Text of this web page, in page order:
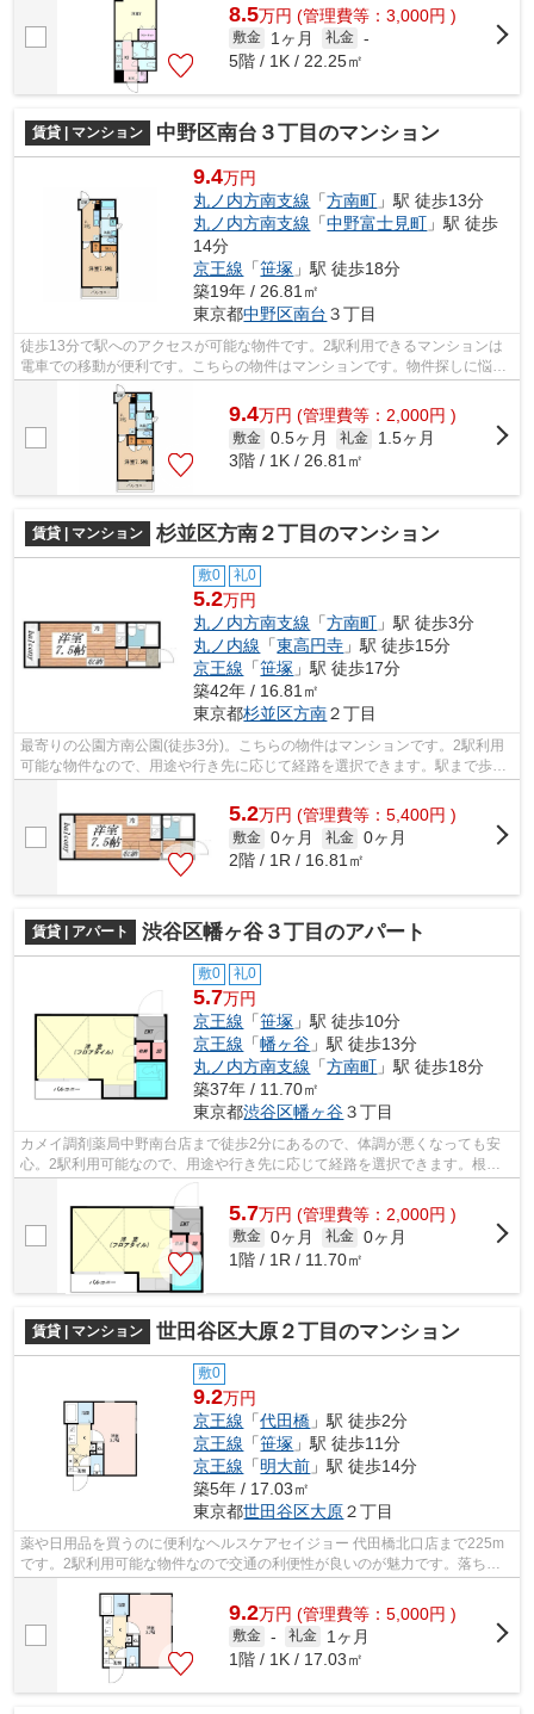
8.5万円 (管理費等：3,000円 )
敷金 1ヶ月 礼金 -
5階 / 1K / 22.25㎡
賃貸 | マンション 中野区南台３丁目のマンション
9.4万円
丸ノ内方南支線 「方南町 」駅 徒歩13分
丸ノ内方南支線 「中野富士見町 」駅 徒歩
14分
京王線 「笹塚 」駅 徒歩18分
築19年 / 26.81㎡
東京都中野区南台 ３丁目
徒歩13分で駅へのアクセスが可能な物件です。2駅利用できるマンションは
電車での移動が便利です。こちらの物件はマンションです。物件探しに悩ん
でしまって時間が掛かってしまうという...
9.4万円 (管理費等：2,000円 )
敷金 0.5ヶ月 礼金
1.5ヶ月
3階 / 1K / 26.81㎡
賃貸 | マンション 杉並区方南２丁目のマンション
敷0 礼0
5.2万円
丸ノ内方南支線 「方南町 」駅 徒歩3分
丸ノ内線 「東高円寺 」駅 徒歩15分
京王線 「笹塚 」駅 徒歩17分
築42年 / 16.81㎡
東京都杉並区方南２丁目
最寄りの公園方南公園(徒歩3分)。こちらの物件はマンションです。2駅利用
可能な物件なので、用途や行き先に応じて経路を選択できます。駅まで歩い
てアクセスできる、徒歩3分の距離に立...
5.2万円 (管理費等：5,400円 )
敷金 0ヶ月 礼金 0ヶ月
2階 / 1R / 16.81㎡
賃貸 | アパート 渋谷区幡ヶ谷３丁目のアパート
敷0 礼0
5.7万円
京王線 「笹塚 」駅 徒歩10分
京王線 「幡ヶ谷 」駅 徒歩13分
丸ノ内方南支線 「方南町 」駅 徒歩18分
築37年 / 11.70㎡
東京都渋谷区幡ヶ谷３丁目
カメイ調剤薬局中野南台店まで徒歩2分にあるので、体調が悪くなっても安
心。2駅利用可能なので、用途や行き先に応じて経路を選択できます。根強
5.7万円 (管理費等：2,000円 )
敷金 0ヶ月 礼金 0ヶ月
1階 / 1R / 11.70㎡
賃貸 | マンション 世田谷区大原２丁目のマンション
敷0
9.2万円
京王線 「代田橋 」駅 徒歩2分
京王線 「笹塚 」駅 徒歩11分
京王線 「明大前 」駅 徒歩14分
築5年 / 17.03㎡
東京都世田谷区大原２丁目
薬や日用品を買うのに便利なヘルスケアセイジョー 代田橋北口店まで225m
です。2駅利用可能な物件なので交通の利便性が良いのが魅力です。落ち着
9.2万円 (管理費等：5,000円 )
敷金 - 礼金
1ヶ月
1階 / 1K / 17.03㎡